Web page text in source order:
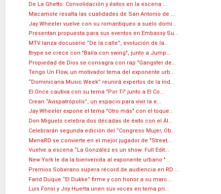
De La Ghetto: Consolidación y éxitos en la escena ...
Macamole resalta las cualidades de San Antonio de ...
Jay Wheeler vuelve con su romantiqueo a suelo domi...
Presentan propuesta para sus eventos en Embassy Su...
MTV lanza docuserie “De la calle”, evolución de la...
Brype se crece con "Baila con swing", junto a Jump...
Propiedad de Dios se consagra con rap "Gangster de...
Tengo Un Flow, un motivador tema del exponente urb...
“Dominicana Music Week” reunirá expertos de la ind...
El Once cautiva con su tema "Por Tí" junto a El Co...
Crean “Avispatrópolis”, un espacio para vivir la e...
Jay Wheeler expone el tema "Otro más" con el toque...
Don Miguelo celebra dos décadas de éxito con el Ál...
Celebrarán segunda edición del “Congreso Mujer, Ob...
MenaRD se convierte en el mejor jugador de "Street...
Vuelve a escena “La González es un show: Full Edit...
New York le da la bienvenida al exponente urbano "...
Premios Soberano supera récord de audiencia en RD ...
Farid Duque “El Dukke” firme y con honor a su marc...
Luis Fonsi y Joy Huerta unen sus voces en tema pri...